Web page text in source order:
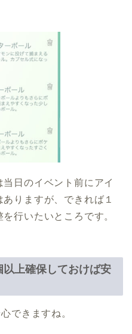
日のイベント前にアイ
りますが、 できれば１
行いたいところです。
上確保しておけば安
できますね。